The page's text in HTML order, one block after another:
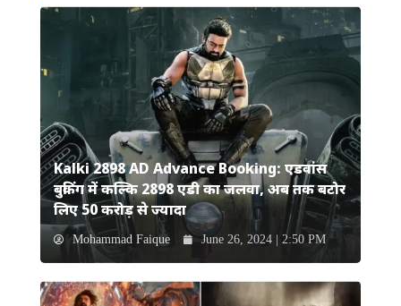
Kalki 2898 AD Advance Booking: एडवांस
बुकिंग में कल्कि 2898 एडी का जलवा, अब तक बटोर
लिए 50 करोड़ से ज्यादा
Mohammad Faique June 26, 2024 | 2:50 PM